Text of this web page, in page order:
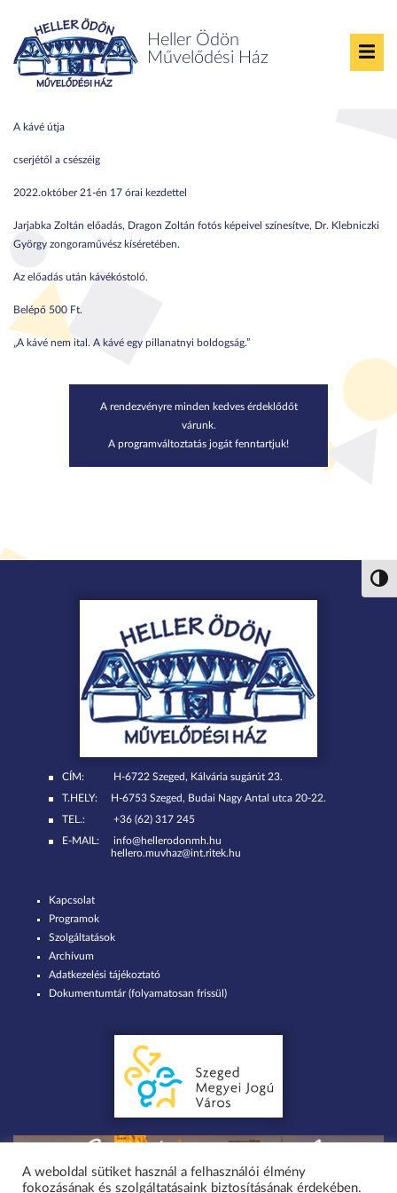
Heller Ödön
Művelődési Ház
A kávé útja
A kávé útja
cserjétől a csészéig
2022.október 21-én 17 órai kezdettel
Jarjabka Zoltán előadás, Dragon Zoltán fotós képeivel színesítve, Dr. Klebniczki
György zongoraművész kíséretében.
Az előadás után kávékóstoló.
Belépő 500 Ft.
„A kávé nem ital. A kávé egy pillanatnyi boldogság.”
A rendezvényre minden kedves érdeklődőt
várunk.
A programváltoztatás jogát fenntartjuk!
CÍM:
H-6722 Szeged, Kálvária sugárút 23.
T.HELY:
H-6753 Szeged, Budai Nagy Antal utca 20-22.
TEL.:
+36 (62) 317 245
E-MAIL:
info@hellerodonmh.hu
hellero.muvhaz@int.ritek.hu
Kapcsolat
Programok
Szolgáltatások
Archívum
Adatkezelési tájékoztató
Dokumentumtár (folyamatosan frissül)
A weboldal sütiket használ a felhasználói élmény
fokozásának és szolgáltatásaink biztosításának érdekében.